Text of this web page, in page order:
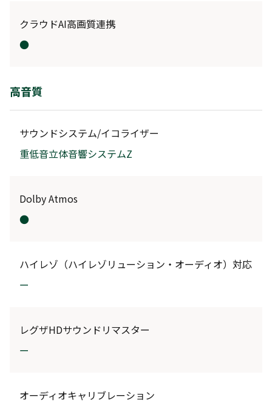
クラウドAI高画質連携
●
高音質
サウンドシステム/イコライザー
重低音立体音響システムZ
Dolby Atmos
●
ハイレゾ（ハイレゾリューション・オーディオ）対応
ー
レグザHDサウンドリマスター
ー
オーディオキャリブレーション